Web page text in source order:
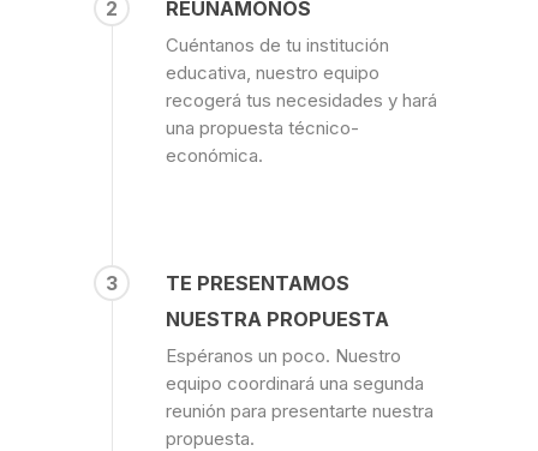
2 REUNÁMONOS
Cuéntanos de tu institución
educativa, nuestro equipo
recogerá tus necesidades y hará
una propuesta técnico-
económica.
3
TE PRESENTAMOS
NUESTRA PROPUESTA
Espéranos un poco. Nuestro
equipo coordinará una segunda
reunión para presentarte nuestra
propuesta.